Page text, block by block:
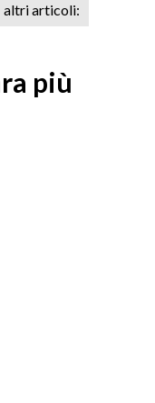
altri articoli:
più